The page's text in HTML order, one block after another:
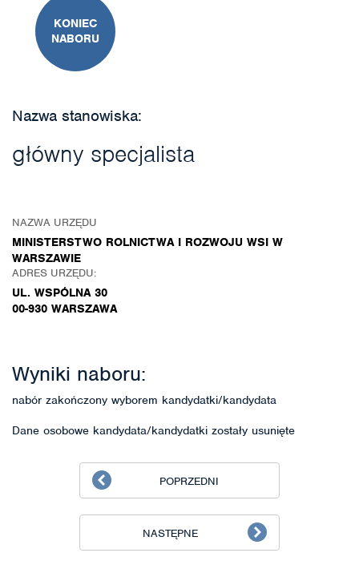
KONIEC
NABORU
Nazwa stanowiska:
główny specjalista
NAZWA URZĘDU
MINISTERSTWO ROLNICTWA I ROZWOJU WSI W
WARSZAWIE
ADRES URZĘDU:
UL. WSPÓLNA 30
00-930 WARSZAWA
Wyniki naboru:
nabór zakończony wyborem kandydatki/kandydata
Dane osobowe kandydata/kandydatki zostały usunięte
POPRZEDNI
NASTĘPNE